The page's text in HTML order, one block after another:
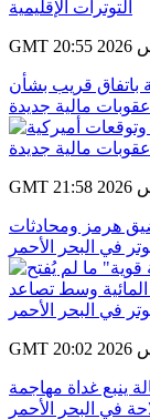
باتفاق قريب بشأن
مالية جديدة
هرمز ومحادثات
في البحر الأحمر
ينبع غداة مهاجمة
في البحر الأحمر